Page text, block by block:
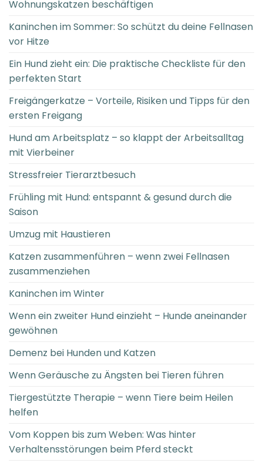
Wohnungskatzen beschäftigen
Kaninchen im Sommer: So schützt du deine Fellnasen
vor Hitze
Ein Hund zieht ein: Die praktische Checkliste für den
perfekten Start
Freigängerkatze – Vorteile, Risiken und Tipps für den
ersten Freigang
Hund am Arbeitsplatz – so klappt der Arbeitsalltag
mit Vierbeiner
Stressfreier Tierarztbesuch
Frühling mit Hund: entspannt & gesund durch die
Saison
Umzug mit Haustieren
Katzen zusammenführen – wenn zwei Fellnasen
zusammenziehen
Kaninchen im Winter
Wenn ein zweiter Hund einzieht – Hunde aneinander
gewöhnen
Demenz bei Hunden und Katzen
Wenn Geräusche zu Ängsten bei Tieren führen
Tiergestützte Therapie – wenn Tiere beim Heilen
helfen
Vom Koppen bis zum Weben: Was hinter
Verhaltensstörungen beim Pferd steckt